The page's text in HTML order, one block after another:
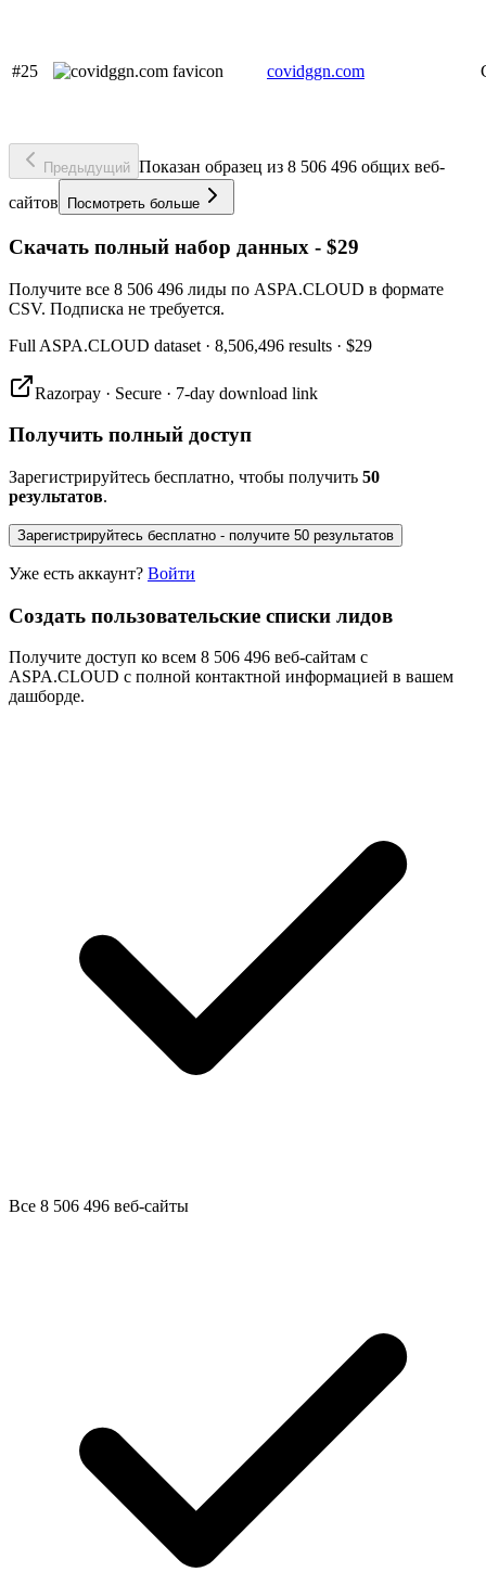
#25 covidggn.com
Предыдущий Показан образец из 8 506 496 общих веб-
сайтов
Посмотреть больше
Скачать полный набор данных - $29
Получите все 8 506 496 лиды по ASPA.CLOUD в формате
CSV. Подписка не требуется.
Full ASPA.CLOUD dataset · 8,506,496 results · $29
Razorpay · Secure · 7-day download link
Получить полный доступ
Зарегистрируйтесь бесплатно, чтобы получить 50
результатов.
Зарегистрируйтесь бесплатно - получите 50 результатов
Уже есть аккаунт? Войти
Создать пользовательские списки лидов
Получите доступ ко всем 8 506 496 веб-сайтам с
ASPA.CLOUD с полной контактной информацией в вашем
дашборде.
Все 8 506 496 веб-сайты